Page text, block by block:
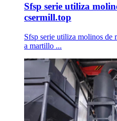
Sfsp serie utiliza
csermill.top
Sfsp serie utiliza molinos de
a martillo ...